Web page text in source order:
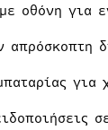
οθόνη για
για